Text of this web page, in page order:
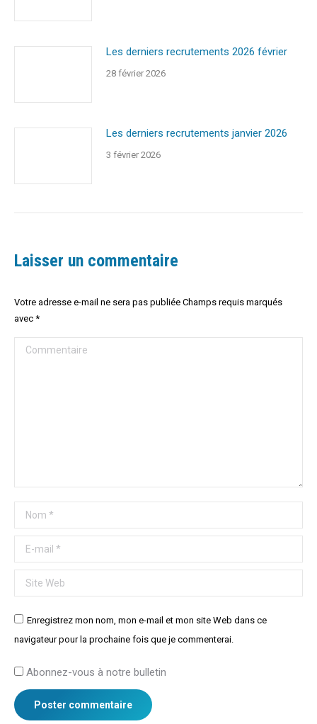
Les derniers recrutements 2026 février
28 février 2026
Les derniers recrutements janvier 2026
3 février 2026
Laisser un commentaire
Votre adresse e-mail ne sera pas publiée Champs requis marqués
avec *
Commentaire
Nom *
E-mail *
Site Web
Enregistrez mon nom, mon e-mail et mon site Web dans ce
navigateur pour la prochaine fois que je commenterai.
Abonnez-vous à notre bulletin
Poster commentaire